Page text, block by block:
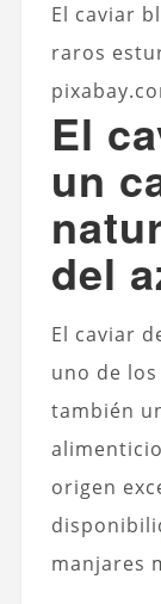
El caviar
raros
El
un
del
El caviar
uno de
también
origen
manjares